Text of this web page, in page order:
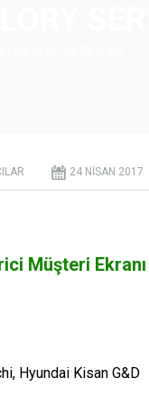
24 NISAN 2017
Müşteri Ekranı
Hyundai Kisan G&D